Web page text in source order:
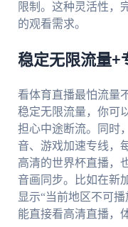
限制。这种灵活性，
的观看需求。
稳定无限流量+
看体育直播最怕流量
稳定无限流量，你可
担心中途断流。同时
音、游戏加速专线，
高清的世界杯直播，
音画同步。比如在新
显示“当前地区不可
能直接看高清直播，